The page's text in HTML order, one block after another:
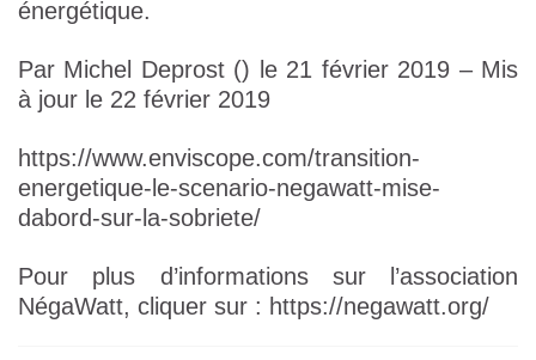
énergétique.
Par Michel Deprost () le 21 février 2019 – Mis
à jour le 22 février 2019
https://www.enviscope.com/transition-
energetique-le-scenario-negawatt-mise-
dabord-sur-la-sobriete/
Pour plus d’informations sur l’association
NégaWatt, cliquer sur : https://negawatt.org/